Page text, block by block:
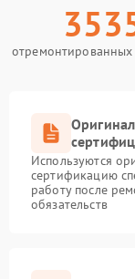
отремонтированных
Используются
сертификацию
работу после
обязательств